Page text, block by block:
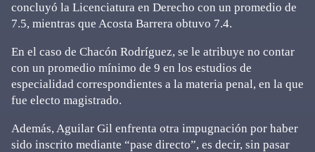
concluyó la Licenciatura en Derecho con un promedio de
7.5, mientras que Acosta Barrera obtuvo 7.4.
En el caso de Chacón Rodríguez, se le atribuye no contar
con un promedio mínimo de 9 en los estudios de
especialidad correspondientes a la materia penal, en la que
fue electo magistrado.
Además, Aguilar Gil enfrenta otra impugnación por haber
sido inscrito mediante “pase directo”, es decir, sin pasar